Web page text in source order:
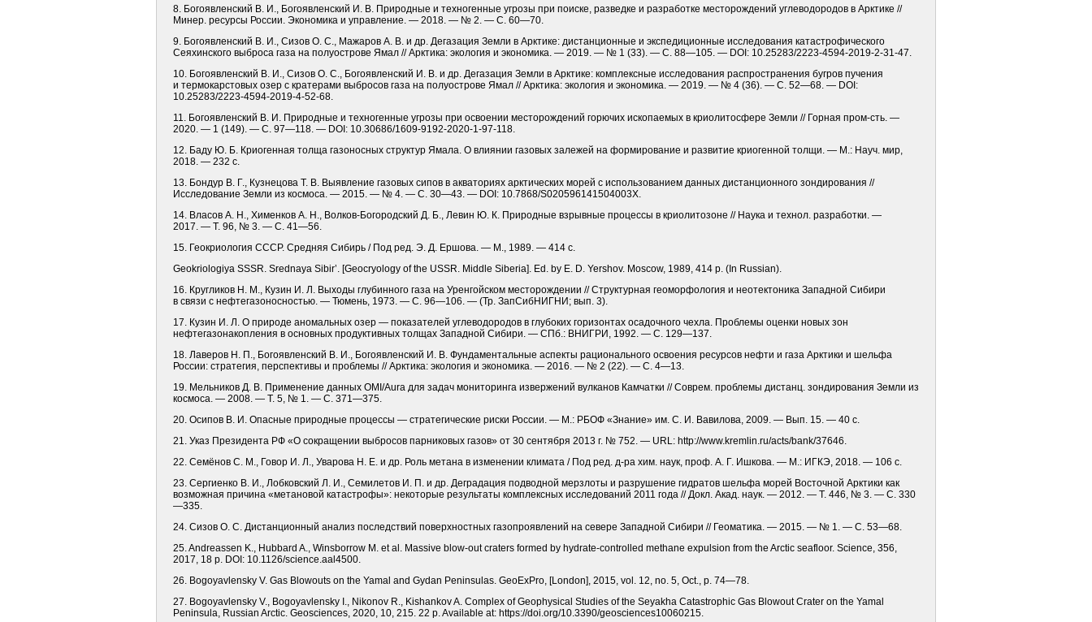
8. Богоявленский В. И., Богоявленский И. В. Природные и техногенные угрозы при поиске, разведке и разработке месторождений углеводородов в Арктике //
Минер. ресурсы России. Экономика и управление. — 2018. — № 2. — С. 60—70.
9. Богоявленский В. И., Сизов О. С., Мажаров А. В. и др. Дегазация Земли в Арктике: дистанционные и экспедиционные исследования катастрофического
Сеяхинского выброса газа на полуострове Ямал // Арктика: экология и экономика. — 2019. — № 1 (33). — С. 88—105. — DOI: 10.25283/2223-4594-2019-2-31-47.
10. Богоявленский В. И., Сизов О. С., Богоявленский И. В. и др. Дегазация Земли в Арктике: комплексные исследования распространения бугров пучения
и термокарстовых озер с кратерами выбросов газа на полуострове Ямал // Арктика: экология и экономика. — 2019. — № 4 (36). — С. 52—68. — DOI:
10.25283/2223-4594-2019-4-52-68.
11. Богоявленский В. И. Природные и техногенные угрозы при освоении месторождений горючих ископаемых в криолитосфере Земли // Горная пром-сть. —
2020. — 1 (149). — С. 97—118. — DOI: 10.30686/1609-9192-2020-1-97-118.
12. Баду Ю. Б. Криогенная толща газоносных структур Ямала. О влиянии газовых залежей на формирование и развитие криогенной толщи. — М.: Науч. мир,
2018. — 232 с.
13. Бондур В. Г., Кузнецова Т. В. Выявление газовых сипов в акваториях арк­тических морей с использованием данных дистанционного зондирования //
Исследование Земли из космоса. — 2015. — № 4. — С. 30—43. — DOI: 10.7868/S020596141504003X.
14. Власов А. Н., Хименков А. Н., Волков-Богородский Д. Б., Левин Ю. К. Природные взрывные процессы в криолитозоне // Наука и технол. разработки. —
2017. — Т. 96, № 3. — С. 41—56.
15. Геокриология СССР. Средняя Сибирь / Под ред. Э. Д. Ершова. — М., 1989. — 414 с.
Geokriologiya SSSR. Srednaya Sibir’. [Geocryology of the USSR. Middle Siberia]. Ed. by E. D. Yershov. Moscow, 1989, 414 p. (In Russian).
16. Кругликов Н. М., Кузин И. Л. Выходы глубинного газа на Уренгойском месторождении // Структурная геоморфология и неотектоника Западной Сибири
в связи с нефтегазоносностью. — Тюмень, 1973. — С. 96—106. — (Тр. ЗапСибНИГНИ; вып. 3).
17. Кузин И. Л. О природе аномальных озер — показателей углеводородов в глубоких горизонтах осадочного чехла. Проблемы оценки новых зон
нефтегазонакопления в основных продуктивных толщах Западной Сибири. — СПб.: ВНИГРИ, 1992. — С. 129—137.
18. Лаверов Н. П., Богоявленский В. И., Богоявленский И. В. Фундаментальные аспекты рационального освоения ресурсов нефти и газа Арктики и шельфа
России: стратегия, перспективы и проблемы // Арктика: экология и экономика. — 2016. — № 2 (22). — С. 4—13.
19. Мельников Д. В. Применение данных OMI/Aura для задач мониторинга извержений вулканов Камчатки // Соврем. проблемы дистанц. зондирования Земли из
космоса. — 2008. — Т. 5, № 1. — С. 371—375.
20. Осипов В. И. Опасные природные процессы — стратегические риски России. — М.: РБОФ «Знание» им. С. И. Вавилова, 2009. — Вып. 15. — 40 с.
21. Указ Президента РФ «О сокращении выбросов парниковых газов» от 30 сентября 2013 г. № 752. — URL: http://www.kremlin.ru/acts/bank/37646.
22. Семёнов С. М., Говор И. Л., Уварова Н. Е. и др. Роль метана в изменении климата / Под ред. д-ра хим. наук, проф. А. Г. Ишкова. — М.: ИГКЭ, 2018. — 106 с.
23. Сергиенко В. И., Лобковский Л. И., Семилетов И. П. и др. Деградация подводной мерзлоты и разрушение гидратов шельфа морей Восточной Арктики как
возможная причина «метановой катастрофы»: некоторые результаты комплексных исследований 2011 года // Докл. Акад. наук. — 2012. — Т. 446, № 3. — С. 330
—335.
24. Сизов О. С. Дистанционный анализ последствий поверхностных газопроявлений на севере Западной Сибири // Геоматика. — 2015. — № 1. — С. 53—68.
25. Andreassen K., Hubbard A., Winsborrow M. et al. Massive blow-out craters formed by hydrate-controlled methane expulsion from the Arctic seafloor. Science, 356,
2017, 18 p. DOI: 10.1126/science.aal4500.
26. Bogoyavlensky V. Gas Blowouts on the Yamal and Gydan Peninsulas. GeoExPro, [London], 2015, vol. 12, no. 5, Oct., p. 74—78.
27. Bogoyavlensky V., Bogoyavlensky I., Nikonov R., Kishankov A. Complex of Geophysical Studies of the Seyakha Catastrophic Gas Blowout Crater on the Yamal
Peninsula, Russian Arctic. Geosciences, 2020, 10, 215. 22 p. Available at: https://doi.org/10.3390/geosciences10060215.